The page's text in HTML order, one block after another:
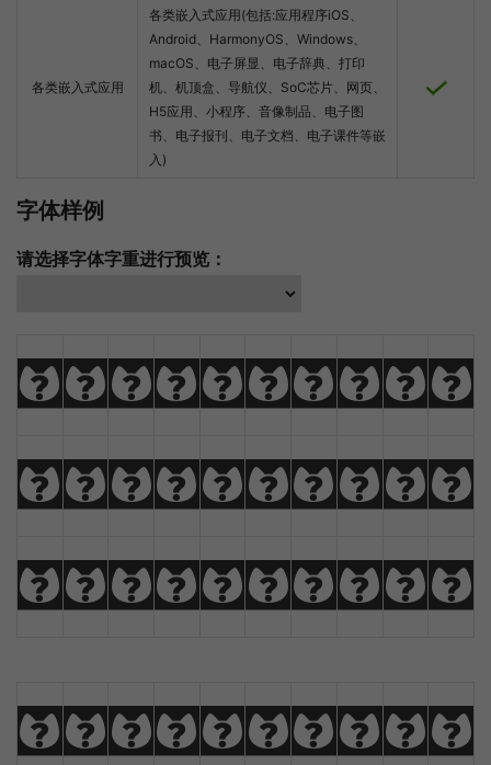
各类嵌入式应用
各类嵌入式应用(包括:应用程序iOS、
Android、HarmonyOS、Windows、
macOS、电子屏显、电子辞典、打印
机、机顶盒、导航仪、SoC芯片、网页、
H5应用、小程序、音像制品、电子图
书、电子报刊、电子文档、电子课件等嵌
入)
字体样例
请选择字体字重进行预览：
ABCDEFGHIJ
KLMNOPQRST
UVWXYZÀÁÂÃ
abcdefghij